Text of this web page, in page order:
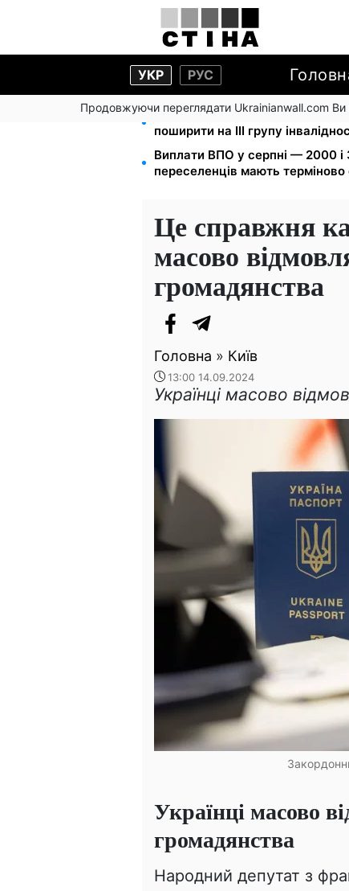
УКР РУС
Продовжуючи переглядати Ukrainianwall.com
120 000 грн на авто:
поширити на III групу
Виплати ВПО у серпні — 2000 і
переселенців мають терміново
Це справжня
масово
громадянства
Головна » Київ
13:00 14.09.2024
Українці масово
Українці масово
громадянства
Народний депутат з